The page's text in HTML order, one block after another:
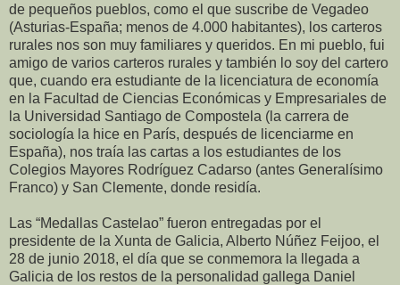
de pequeños pueblos, como el que suscribe de Vegadeo
(Asturias-España; menos de 4.000 habitantes), los carteros
rurales nos son muy familiares y queridos. En mi pueblo, fui
amigo de varios carteros rurales y también lo soy del cartero
que, cuando era estudiante de la licenciatura de economía
en la Facultad de Ciencias Económicas y Empresariales de
la Universidad Santiago de Compostela (la carrera de
sociología la hice en París, después de licenciarme en
España), nos traía las cartas a los estudiantes de los
Colegios Mayores Rodríguez Cadarso (antes Generalísimo
Franco) y San Clemente, donde residía.
Las “Medallas Castelao” fueron entregadas por el
presidente de la Xunta de Galicia, Alberto Núñez Feijoo, el
28 de junio 2018, el día que se conmemora la llegada a
Galicia de los restos de la personalidad gallega Daniel